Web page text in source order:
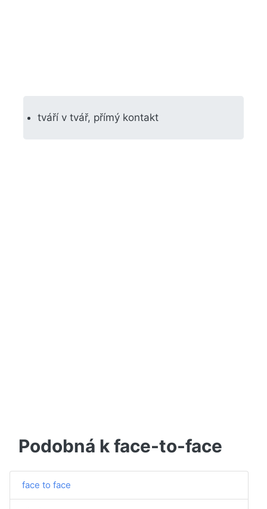
tváří v tvář, přímý kontakt
Podobná k face-to-face
face to face